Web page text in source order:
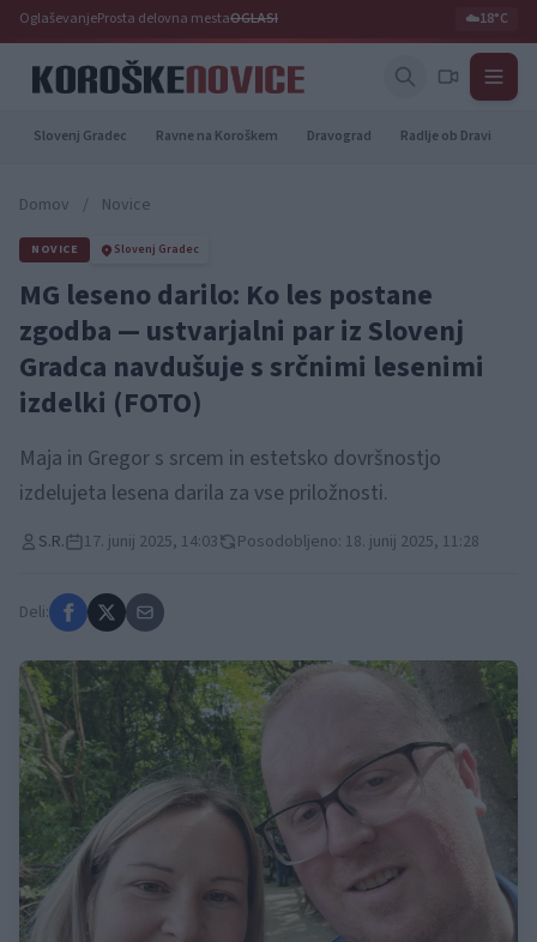
OglaševanjeProsta delovna mestaOGLASI ☁️18°C
Slovenj Gradec Ravne na Koroškem Dravograd Radlje ob Dravi
Domov / Novice
NOVICE Slovenj Gradec
MG leseno darilo: Ko les postane
zgodba — ustvarjalni par iz Slovenj
Gradca navdušuje s srčnimi lesenimi
izdelki (FOTO)
Maja in Gregor s srcem in estetsko dovršnostjo
izdelujeta lesena darila za vse priložnosti.
S.R. 17. junij 2025, 14:03 Posodobljeno: 18. junij 2025, 11:28
Deli: